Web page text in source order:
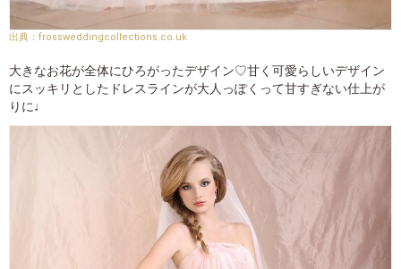
frossweddingcollections.co.uk
大きなお花が全体にひろがったデザイン♡甘く可愛らしいデザイン
にスッキリとしたドレスラインが大人っぽくって甘すぎない仕上が
りに♩